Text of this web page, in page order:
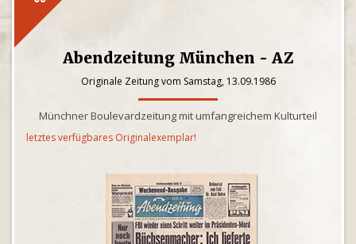
Abendzeitung München - AZ
Originale Zeitung vom Samstag, 13.09.1986
Münchner Boulevardzeitung mit umfangreichem Kulturteil
letztes verfügbares Originalexemplar!